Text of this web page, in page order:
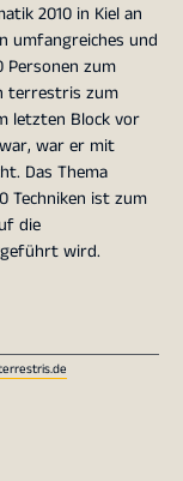
2010 in Kiel an
umfangreiches und
Personen zum
terrestris zum
letzten Block vor
war er mit
Das Thema
Techniken ist zum
die
wird.